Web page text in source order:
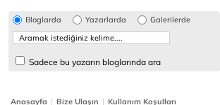
Bloglarda Yazarlarda Galerilerde
Sadece bu yazarın bloglarında ara
Anasayfa | Bize Ulaşın | Kullanım Koşulları